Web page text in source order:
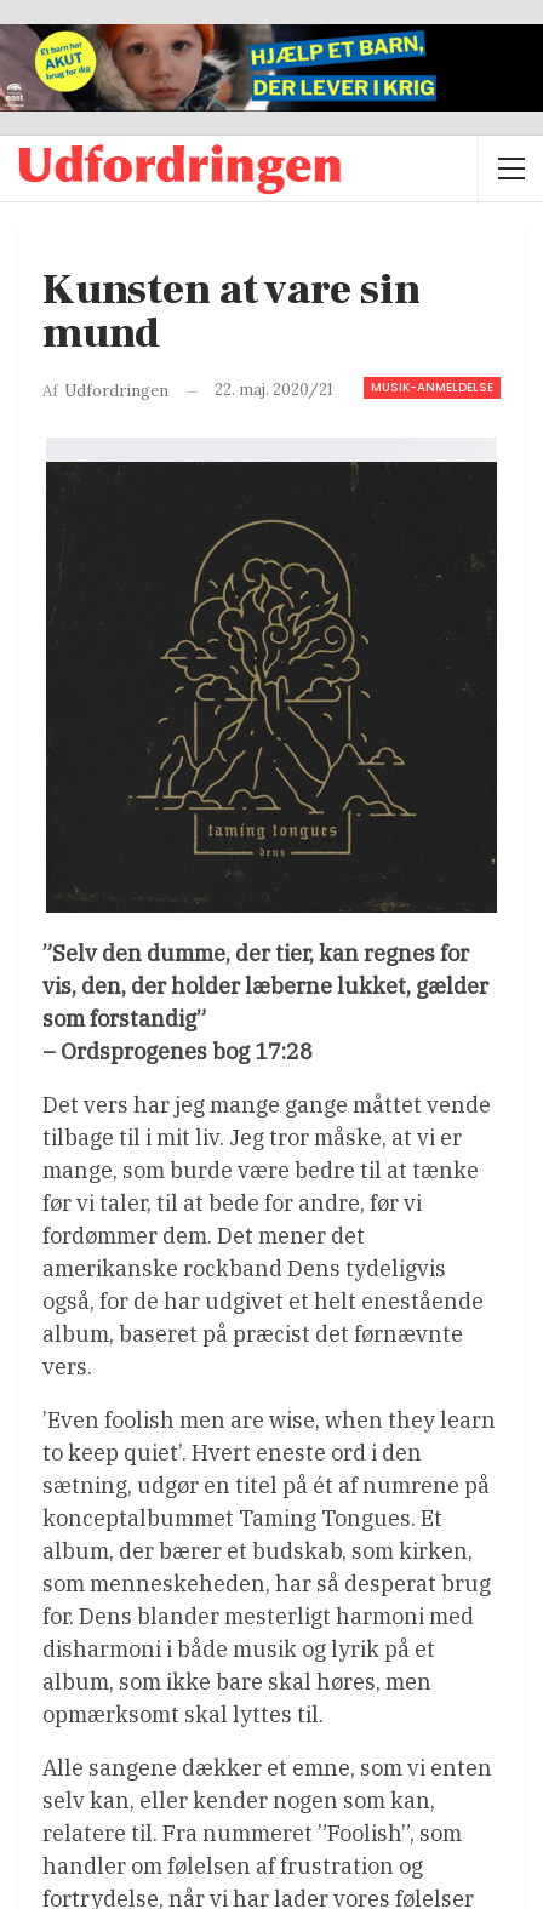
Kunsten at vare sin
mund
MUSIK-ANMELDELSE
Af Udfordringen 22. maj. 2020/21
”Selv den dumme, der tier, kan regnes for
vis, den, der holder læberne lukket, gælder
som forstandig”
– Ordsprogenes bog 17:28
Det vers har jeg mange gange måttet vende
tilbage til i mit liv. Jeg tror måske, at vi er
mange, som burde være bedre til at tænke
før vi taler, til at bede for andre, før vi
fordømmer dem. Det mener det
amerikanske rockband Dens tydeligvis
også, for de har udgivet et helt enestående
album, baseret på præcist det førnævnte
vers.
’Even foolish men are wise, when they learn
to keep quiet’. Hvert eneste ord i den
sætning, udgør en titel på ét af numrene på
konceptalbummet Taming Tongues. Et
album, der bærer et budskab, som kirken,
som menneskeheden, har så desperat brug
for. Dens blander mesterligt harmoni med
disharmoni i både musik og lyrik på et
album, som ikke bare skal høres, men
opmærksomt skal lyttes til.
Alle sangene dækker et emne, som vi enten
selv kan, eller kender nogen som kan,
relatere til. Fra nummeret ”Foolish”, som
handler om følelsen af frustration og
fortrydelse, når vi har lader vores følelser